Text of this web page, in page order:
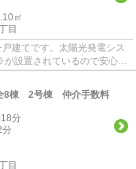
㎡
目
建てです。太陽光発電シス
が設置されているので安心感
...
8棟 2号棟 仲介手数料
18分
分
目